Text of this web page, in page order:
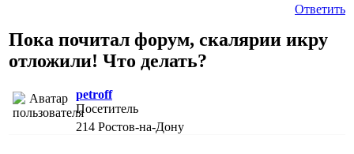
Ответить
Пока почитал форум, скалярии икру
отложили! Что делать?
petroff
Посетитель
214 Ростов-на-Дону